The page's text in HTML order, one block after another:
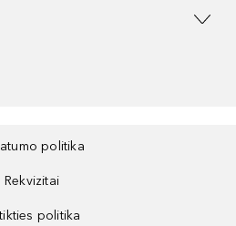
politika
Rekvizitai
politika